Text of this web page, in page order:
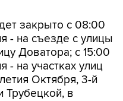
закрыто с 08:00
- на съезде с улицы
Доватора; с 15:00
- на участках улиц
Октября, 3-й
Трубецкой, в